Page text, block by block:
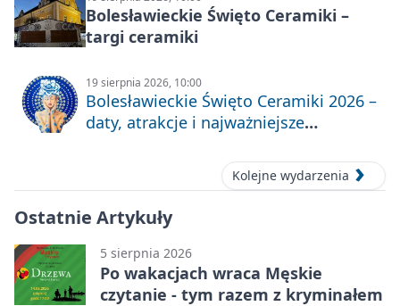
Bolesławieckie Święto Ceramiki –
targi ceramiki
19 sierpnia 2026, 10:00
Bolesławieckie Święto Ceramiki 2026 –
daty, atrakcje i najważniejsze
Kolejne wydarzenia
Ostatnie Artykuły
5 sierpnia 2026
Po wakacjach wraca Męskie
czytanie - tym razem z kryminałem